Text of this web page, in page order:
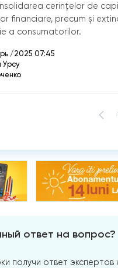
cerințelor de
financiare, precum și
a consumatorilor.
/2025 07:45
Урсу
ответ на вопрос?
получи ответ экспертов